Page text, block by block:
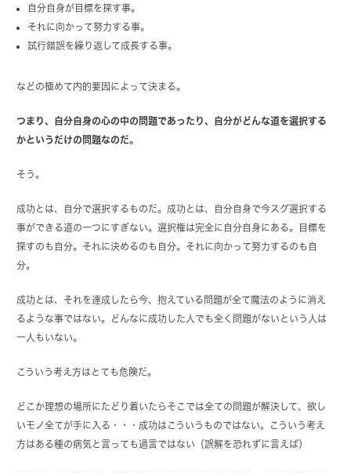
自分自身が目標を探す事。
それに向かって努力する事。
試行錯誤を繰り返して成長する事。
などの極めて内的要因によって決まる。
つまり、自分自身の心の中の問題であったり、自分がどんな道を選択する
かというだけの問題なのだ。
そう。
成功とは、自分で選択するものだ。 成功とは、自分自身で今スグ選択する
事ができる道の一つにすぎない。選択権は完全に自分自身にある。目標を
探すのも自分。それに決めるのも自分。それに向かって努力するのも自
分。
成功とは、それを達成したら今、抱えている問題が全て魔法のように消え
るような事ではない。どんなに成功した人でも全く問題がないという人は
一人もいない。
こういう考え方はとても危険だ。
どこか理想の場所にたどり着いたらそこでは全ての問題が解決して、欲し
いモノ全てが手に入る・・・成功はこういうものではない。こういう考え
方はある種の病気と言っても過言ではない（誤解を恐れずに言えば）